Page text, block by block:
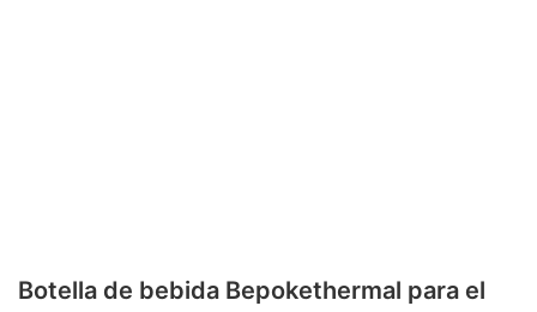
Botella de bebida Bepokethermal para el